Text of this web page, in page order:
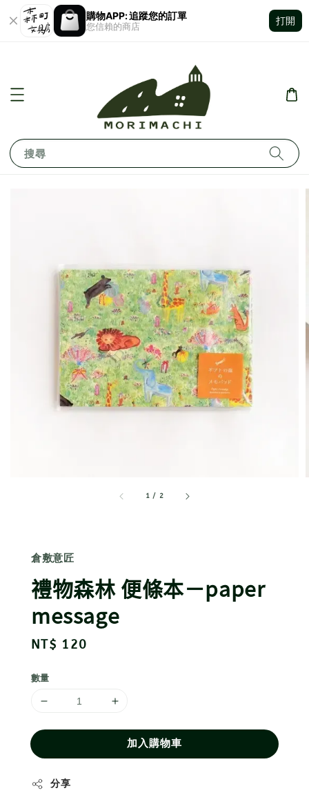
購物APP: 追蹤您的訂單
您信賴的商店
打開
搜尋
1 / 2
倉敷意匠
禮物森林 便條本－paper
message
Regular
NT$ 120
數量
加入購物車
分享